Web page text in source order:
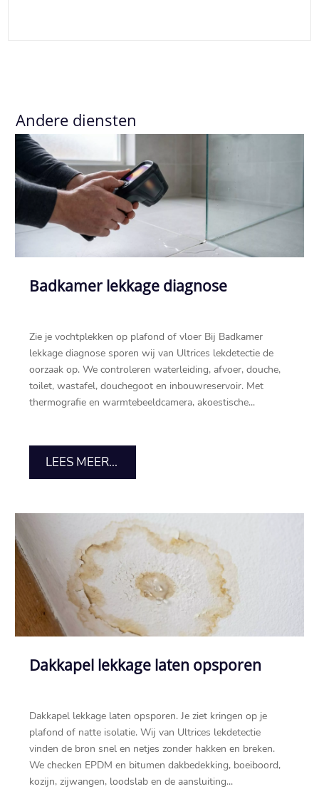
Andere diensten
Badkamer lekkage diagnose
Zie je vochtplekken op plafond of vloer Bij Badkamer
lekkage diagnose sporen wij van Ultrices lekdetectie de
oorzaak op.​ We controleren waterleiding, afvoer, douche,
toilet, wastafel, douchegoot en inbouwreservoir.​ Met
thermografie en warmtebeeldcamera, akoestische...
LEES MEER...
Dakkapel lekkage laten opsporen
Dakkapel lekkage laten opsporen.​ Je ziet kringen op je
plafond of natte isolatie.​ Wij van Ultrices lekdetectie
vinden de bron snel en netjes zonder hakken en breken.​
We checken EPDM en bitumen dakbedekking, boeiboord,
kozijn, zijwangen, loodslab en de aansluiting...